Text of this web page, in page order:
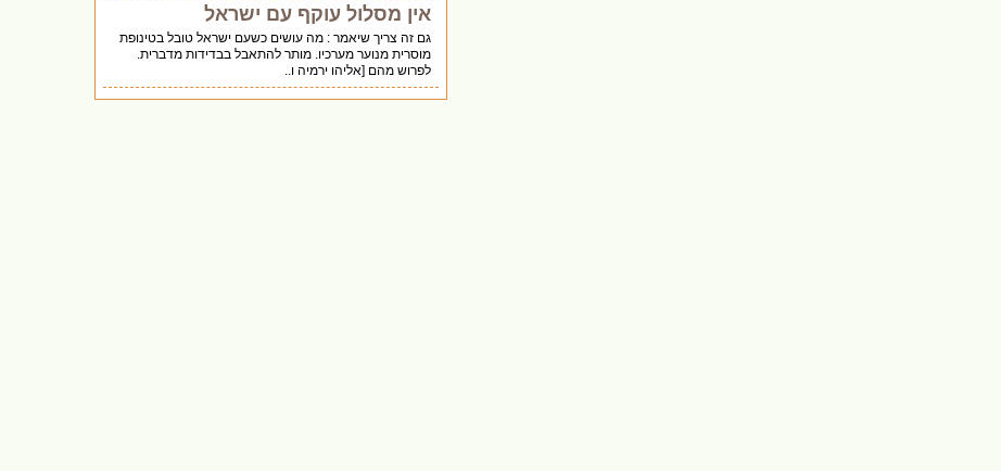
אין מסלול עוקף עם ישראל
גם זה צריך שיאמר : מה עושים כשעם ישראל טובל בטינופת
מוסרית מנוער מערכיו. מותר להתאבל בבדידות מדברית.
לפרוש מהם [אליהו ירמיה ו..